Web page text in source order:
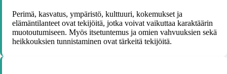
Perimä, kasvatus, ympäristö, kulttuuri, kokemukset ja
elämäntilanteet ovat tekijöitä, jotka voivat vaikuttaa karaktäärin
muotoutumiseen. Myös itsetuntemus ja omien vahvuuksien sekä
heikkouksien tunnistaminen ovat tärkeitä tekijöitä.